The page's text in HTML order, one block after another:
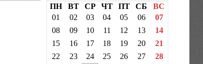
ПН ВТ СР ЧТ ПТ СБ
ВС
01
02 03 04 05 06
07
08
09 10 11 12 13
14
15
16 17 18 19 20
21
22
23 24 25 26 27
28